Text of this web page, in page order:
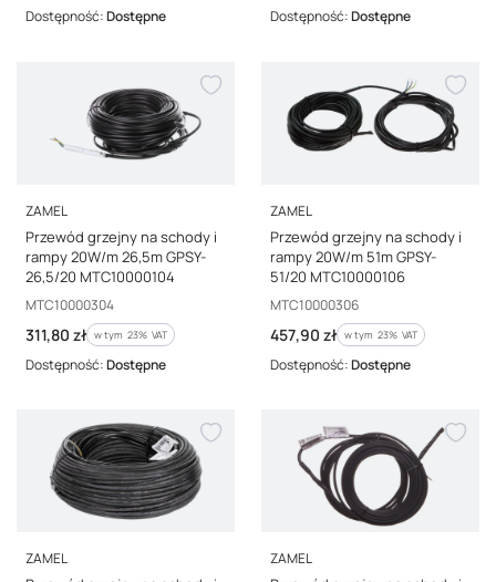
Dostępność:Dostępne Dostępność:Dostępne
PRODUCENT
ZAMEL
Przewód grzejny na schody i
rampy 20W/m 26,5m GPSY-
26,5/20 MTC10000104
Kod producenta
MTC10000304
Cena brutto
311,80 zł w tym %s VAT
w tym 23% VAT
Dostępność:Dostępne
PRODUCENT
ZAMEL
Przewód grzejny na schody i
rampy 20W/m 51m GPSY-
51/20 MTC10000106
Kod producenta
MTC10000306
Cena brutto
457,90 zł w tym %s VAT
w tym 23% VAT
Dostępność:Dostępne
PRODUCENT
ZAMEL PRODUCENT
ZAMEL